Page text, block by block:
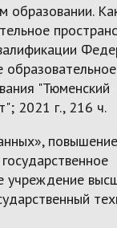
образовании.
образовательное
"Тюменский
2021 г., 216 ч.
повышение
учреждение